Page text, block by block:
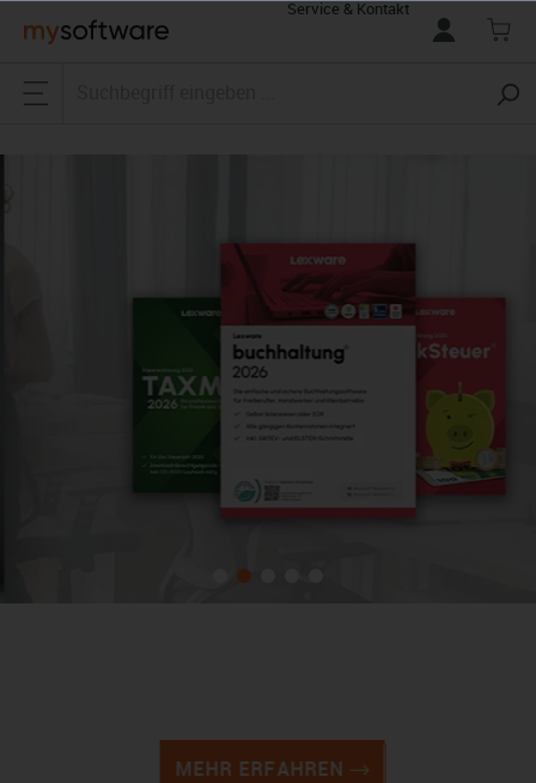
springen
Service & Kontakt
MEHR ERFAHREN